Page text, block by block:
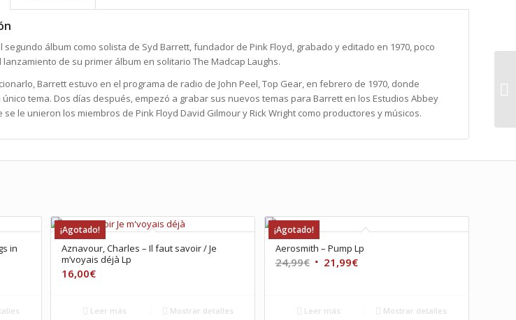
segundo álbum como solista de Syd Barrett, fundador de Pink Floyd, grabado y editado en 1970, poco
de su primer álbum en solitario The Madcap Laughs.
Barrett estuvo en el programa de radio de John Peel, Top Gear, en febrero de 1970, donde
tema. Dos días después, empezó a grabar sus nuevos temas para Barrett en los Estudios Abbey
se le unieron los miembros de Pink Floyd David Gilmour y Rick Wright como productores y músicos.
in
¡Agotado!
Aznavour, Charles – Il faut savoir / Je
m’voyais déjà Lp
16,00€
Leer más Mostrar detalles
¡Agotado!
Aerosmith – Pump Lp
24,99€ El
era:
21,99€El
Leer más Mostrar detalles